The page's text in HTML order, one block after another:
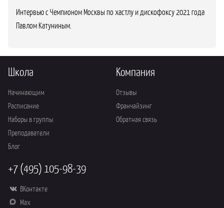
Интервью с Чемпионом Москвы по хастлу и дискофоксу 2021 года
Павлом Катуниным.
Школа
Начинающим
Расписание
Наборы в группы
Преподаватели
Блог
Компания
Отзывы
Франчайзинг
Обратная связь
+7 (495) 105-98-39
ВКонтакте
Max